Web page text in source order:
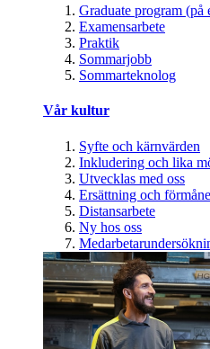
Graduate program (på
Examensarbete
Praktik
Sommarjobb
Sommarteknolog
Vår kultur
Syfte och kärnvärden
Inkludering och lika
Utvecklas med oss
Ersättning och
Distansarbete
Ny hos oss